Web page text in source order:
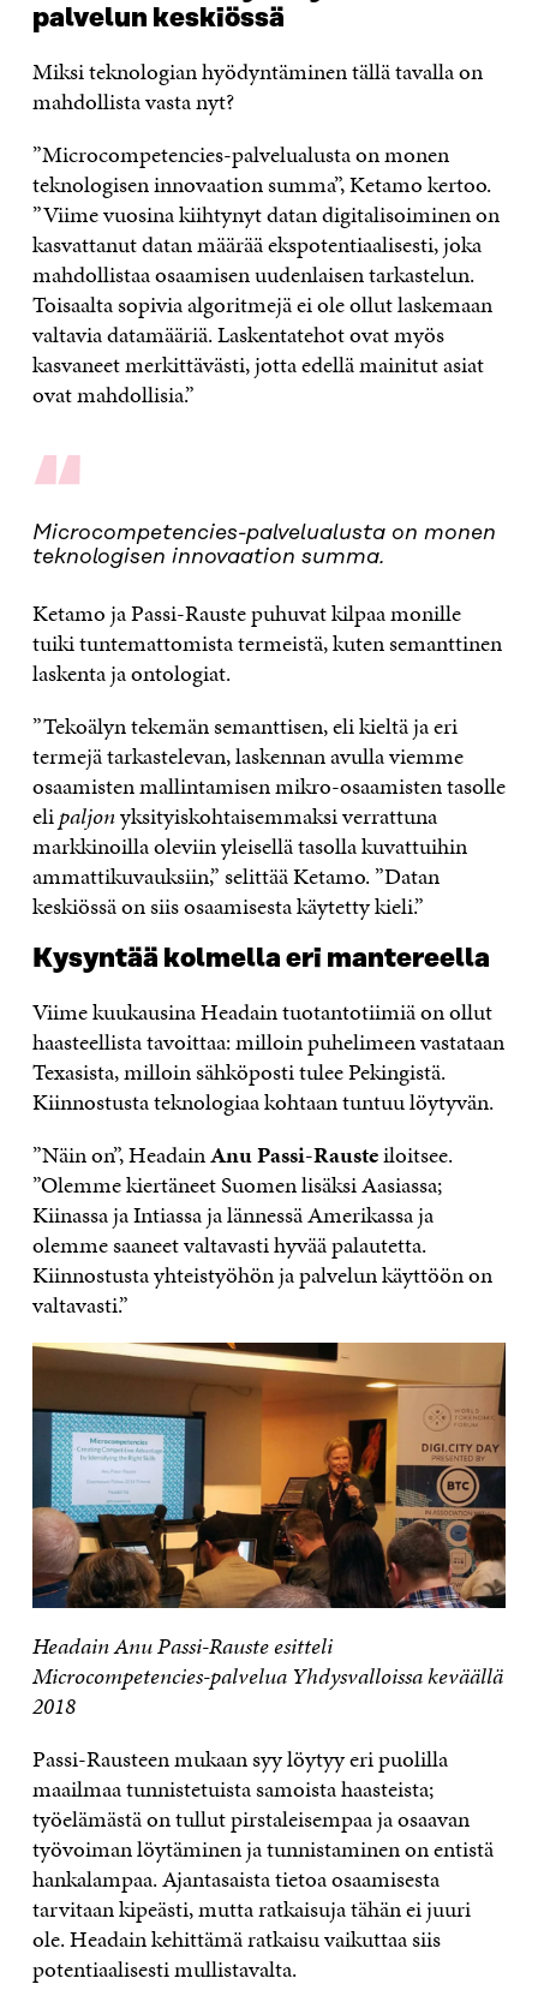
palvelun keskiössä
Miksi teknologian hyödyntäminen tällä tavalla on
mahdollista vasta nyt?
”Microcompetencies-palvelualusta on monen
teknologisen innovaation summa”, Ketamo kertoo.
”Viime vuosina kiihtynyt datan digitalisoiminen on
kasvattanut datan määrää ekspotentiaalisesti, joka
mahdollistaa osaamisen uudenlaisen tarkastelun.
Toisaalta sopivia algoritmejä ei ole ollut laskemaan
valtavia datamääriä. Laskentatehot ovat myös
kasvaneet merkittävästi, jotta edellä mainitut asiat
ovat mahdollisia.”
“
Microcompetencies-palvelualusta on monen
teknologisen innovaation summa.
Ketamo ja Passi-Rauste puhuvat kilpaa monille
tuiki tuntemattomista termeistä, kuten semanttinen
laskenta ja ontologiat.
”Tekoälyn tekemän semanttisen, eli kieltä ja eri
termejä tarkastelevan, laskennan avulla viemme
osaamisten mallintamisen mikro-osaamisten tasolle
elipaljonyksityiskohtaisemmaksi verrattuna
markkinoilla oleviin yleisellä tasolla kuvattuihin
ammattikuvauksiin,” selittää Ketamo. ”Datan
keskiössä on siis osaamisesta käytetty kieli.”
Kysyntää kolmella eri mantereella
Viime kuukausina Headain tuotantotiimiä on ollut
haasteellista tavoittaa: milloin puhelimeen vastataan
Texasista, milloin sähköposti tulee Pekingistä.
Kiinnostusta teknologiaa kohtaan tuntuu löytyvän.
”Näin on”, HeadainAnu Passi-Rausteiloitsee.
”Olemme kiertäneet Suomen lisäksi Aasiassa;
Kiinassa ja Intiassa ja lännessä Amerikassa ja
olemme saaneet valtavasti hyvää palautetta.
Kiinnostusta yhteistyöhön ja palvelun käyttöön on
valtavasti.”
Headain Anu Passi-Rauste esitteli
Microcompetencies-palvelua Yhdysvalloissa keväällä
2018
Passi-Rausteen mukaan syy löytyy eri puolilla
maailmaa tunnistetuista samoista haasteista;
työelämästä on tullut pirstaleisempaa ja osaavan
työvoiman löytäminen ja tunnistaminen on entistä
hankalampaa. Ajantasaista tietoa osaamisesta
tarvitaan kipeästi, mutta ratkaisuja tähän ei juuri
ole. Headain kehittämä ratkaisu vaikuttaa siis
potentiaalisesti mullistavalta.